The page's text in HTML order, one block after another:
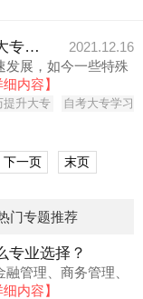
初中学历怎么提升大专学历？有哪些学习方式？
2021.12.16
发展，如今一些特殊
细内容】
提升大专 自考大专学习
下一页 末页
门专题推荐
专业选择？
管理、商务管理、
细内容】